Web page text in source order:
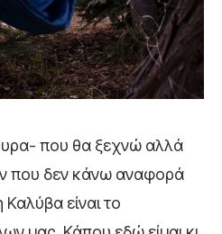
που θα ξεχνώ αλλά
που δεν κάνω αναφορά
Καλύβα είναι το